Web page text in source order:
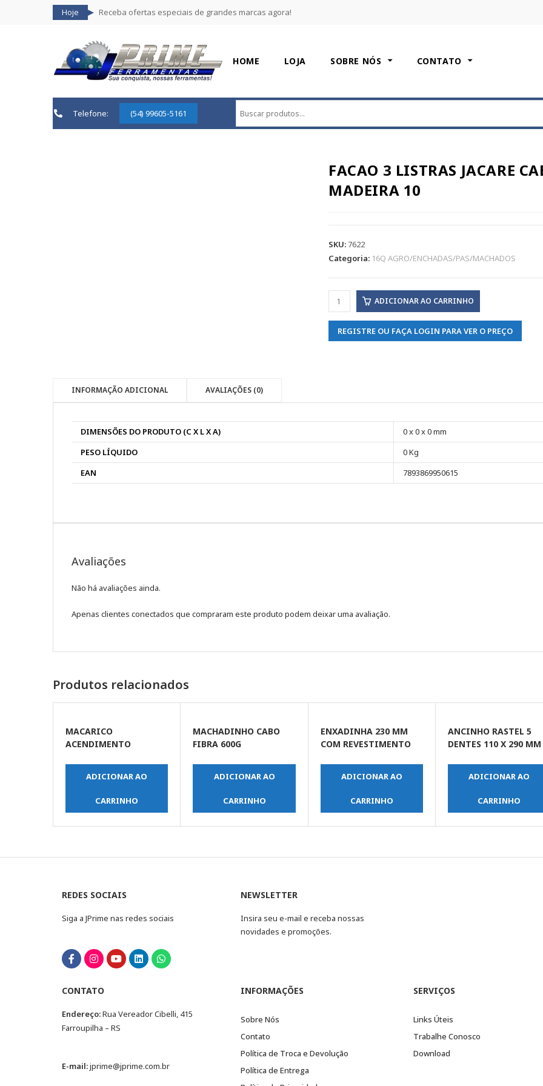
Hoje Receba ofertas especiais de grandes marcas agora!
HOME LOJA SOBRE NÓS CONTATO
Telefone: (54) 99605-5161
FACAO 3 LISTRAS JACARE
MADEIRA 10
SKU: 7622
Categoria: 16Q AGRO/ENCHADAS/PAS/MACHADOS
ADICIONAR AO CARRINHO
REGISTRE OU FAÇA LOGIN PARA VER O PREÇO
INFORMAÇÃO ADICIONAL AVALIAÇÕES (0)
DIMENSÕES DO PRODUTO (C X L X A)
0 x 0 x 0 mm
PESO LÍQUIDO
0 Kg
EAN
7893869950615
Avaliações
Não há avaliações ainda.
Apenas clientes conectados que compraram este produto podem deixar uma avaliação.
Produtos relacionados
MACARICO
ACENDIMENTO
ADICIONAR AO
CARRINHO
MACHADINHO CABO
FIBRA 600G
ADICIONAR AO
CARRINHO
ENXADINHA 230 MM
COM REVESTIMENTO
ADICIONAR AO
CARRINHO
ANCINHO RASTEL 5
DENTES 110 X 290 MM
ADICIONAR AO
CARRINHO
REDES SOCIAIS
Siga a JPrime nas redes sociais
NEWSLETTER
Insira seu e-mail e receba nossas
novidades e promoções.
CONTATO
Endereço:Rua Vereador Cibelli, 415
Farroupilha – RS
E-mail:jprime@jprime.com.br
INFORMAÇÕES
Sobre Nós
Contato
Política de Troca e Devolução
Política de Entrega
SERVIÇOS
Links Úteis
Trabalhe Conosco
Download